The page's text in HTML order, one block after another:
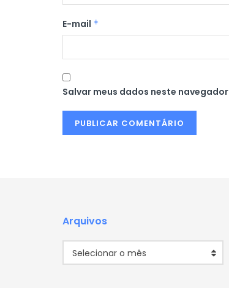
E-mail *
Salvar meus dados neste
Arquivos
Selecionar o mês